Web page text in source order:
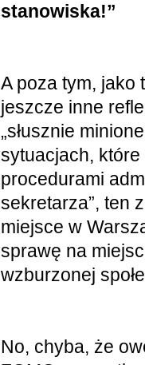
stanowiska!”
A poza tym, jako
jeszcze inne
„słusznie
sytuacjach, które
procedurami
sekretarza”, ten
miejsce w
sprawę na
wzburzonej
No, chyba, że